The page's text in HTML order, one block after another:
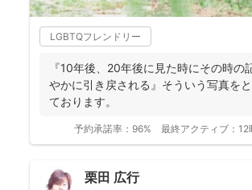
LGBTQフレンドリー
『10年後、20年後に見た時にその時の
やかに引き戻される』そういう写真を
ております。
予約承諾率： 96% 最終アクティブ： 12
栗田 広行